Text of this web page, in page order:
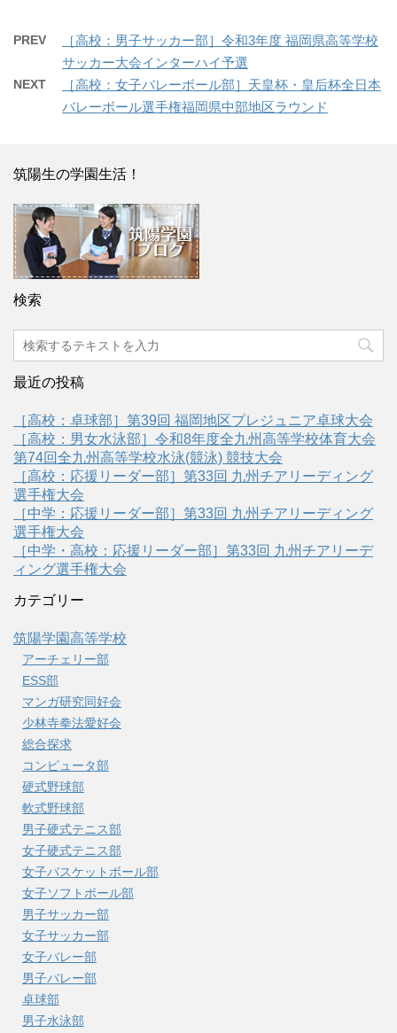
PREV
［高校：男子サッカー部］令和3年度 福岡県高等学校
サッカー大会インターハイ予選
NEXT
［高校：女子バレーボール部］天皇杯・皇后杯全日本
バレーボール選手権福岡県中部地区ラウンド
筑陽生の学園生活！
検索
最近の投稿
［高校：卓球部］第39回 福岡地区プレジュニア卓球大会
［高校：男女水泳部］令和8年度全九州高等学校体育大会
第74回全九州高等学校水泳(競泳) 競技大会
［高校：応援リーダー部］第33回 九州チアリーディング
選手権大会
［中学：応援リーダー部］第33回 九州チアリーディング
選手権大会
［中学・高校：応援リーダー部］第33回 九州チアリーデ
ィング選手権大会
カテゴリー
筑陽学園高等学校
アーチェリー部
ESS部
マンガ研究同好会
少林寺拳法愛好会
総合探求
コンピュータ部
硬式野球部
軟式野球部
男子硬式テニス部
女子硬式テニス部
女子バスケットボール部
女子ソフトボール部
男子サッカー部
女子サッカー部
女子バレー部
男子バレー部
卓球部
男子水泳部